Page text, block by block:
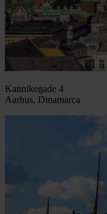
Kannikegade 4
Aarhus, Dinamarca